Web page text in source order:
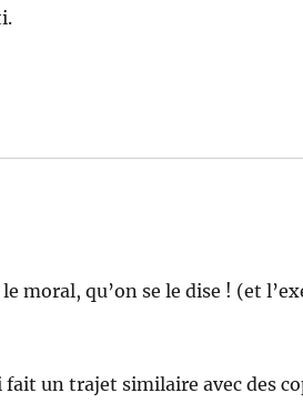
moral, qu’on se le dise ! (et
fait un trajet similaire avec des